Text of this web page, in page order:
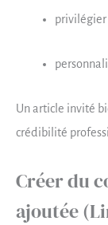
privilégier
Un article invité
crédibilité
Créer du
ajoutée